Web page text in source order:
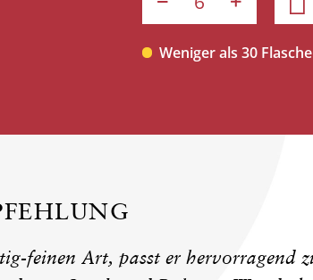
Weniger als 30
feinen Art, passt er hervorragend